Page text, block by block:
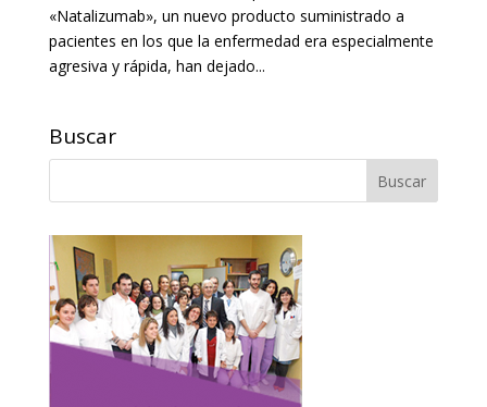
«Natalizumab», un nuevo producto suministrado a
pacientes en los que la enfermedad era especialmente
agresiva y rápida, han dejado...
Buscar